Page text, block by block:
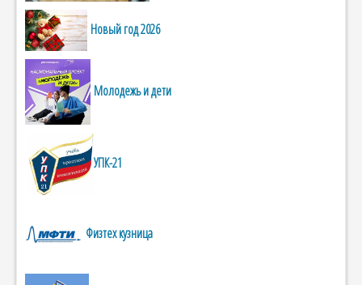
Новый год 2026
Молодежь и дети
УПК-21
Физтех кузница